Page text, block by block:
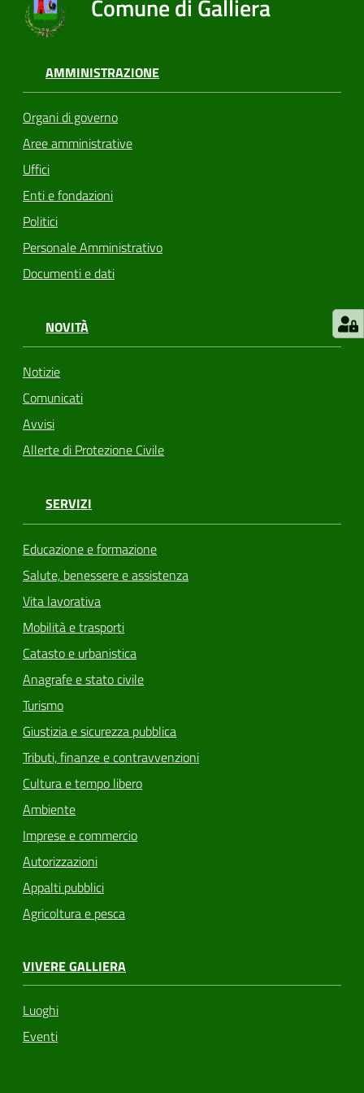
Comune di Galliera
AMMINISTRAZIONE
Organi di governo
Aree amministrative
Uffici
Enti e fondazioni
Politici
Personale Amministrativo
Documenti e dati
NOVITÀ
Notizie
Comunicati
Avvisi
Allerte di Protezione Civile
SERVIZI
Educazione e formazione
Salute, benessere e assistenza
Vita lavorativa
Mobilità e trasporti
Catasto e urbanistica
Anagrafe e stato civile
Turismo
Giustizia e sicurezza pubblica
Tributi, finanze e contravvenzioni
Cultura e tempo libero
Ambiente
Imprese e commercio
Autorizzazioni
Appalti pubblici
Agricoltura e pesca
VIVERE GALLIERA
Luoghi
Eventi